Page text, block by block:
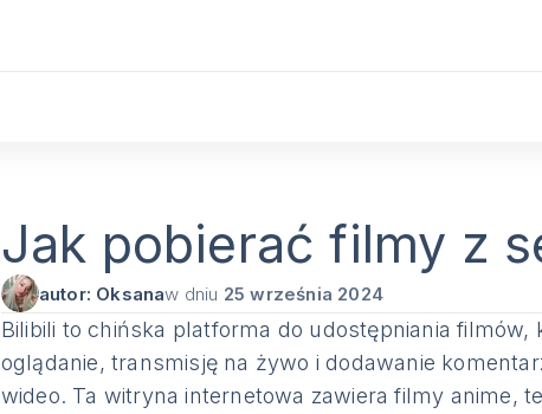
Jak pobierać filmy z
autor: Oksanaw dniu 25 września 2024
Bilibili to chińska platforma do udostępniania filmów,
oglądanie, transmisję na żywo i dodawanie
wideo. Ta witryna internetowa zawiera filmy anime,